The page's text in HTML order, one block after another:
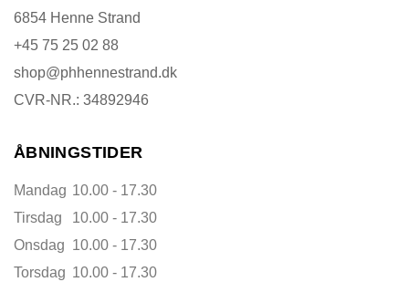
6854 Henne Strand
+45 75 25 02 88
shop@phhennestrand.dk
CVR-NR.: 34892946
ÅBNINGSTIDER
Mandag 10.00 - 17.30
Tirsdag
10.00 - 17.30
Onsdag 10.00 - 17.30
Torsdag 10.00 - 17.30